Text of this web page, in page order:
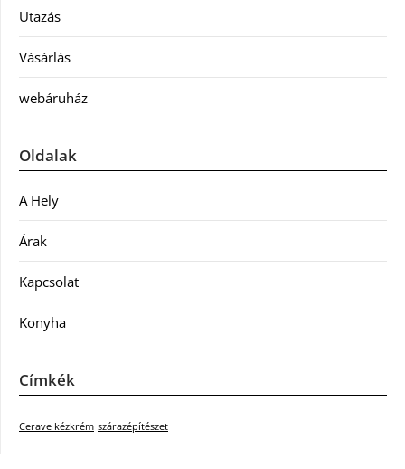
Utazás
Vásárlás
webáruház
Oldalak
A Hely
Árak
Kapcsolat
Konyha
Címkék
Cerave kézkrém szárazépítészet